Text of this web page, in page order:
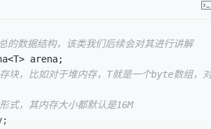
数据结构，该类我们后续会对其进行讲解
块，比如对于堆内存，T就是一个byte数组，
式，其内存大小都默认是16M